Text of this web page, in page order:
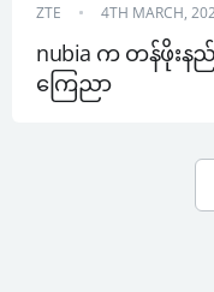
ZTE 4TH MARCH,
nubia က တန်ဖိုးန
ကြေညာ